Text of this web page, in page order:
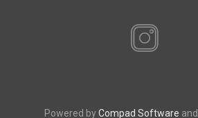
Powered byCompad Software and